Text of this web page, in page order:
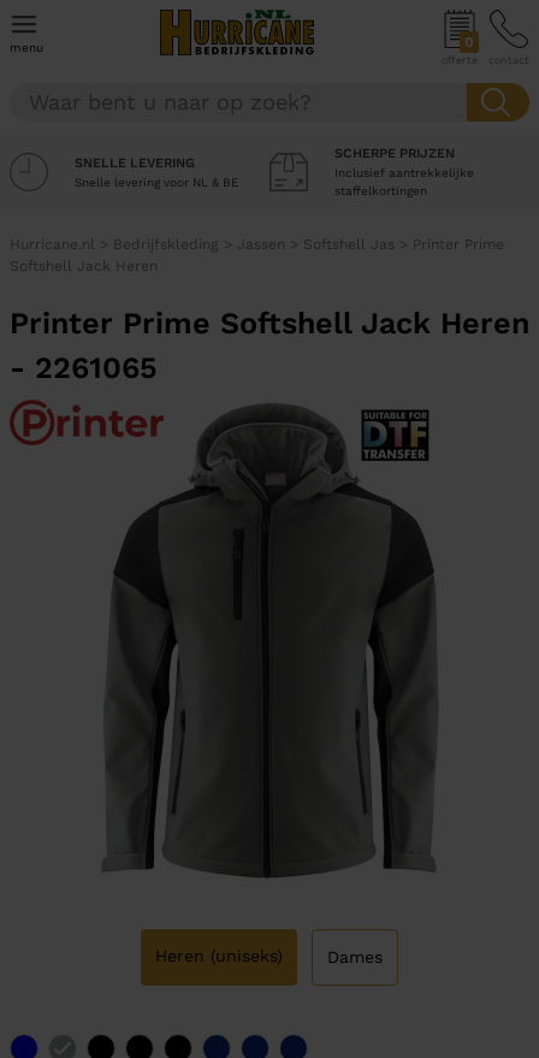
menu 0
offerte contact
SNELLE LEVERING
Snelle levering voor NL & BE
SCHERPE PRIJZEN
Inclusief aantrekkelijke
staffelkortingen
Hurricane.nl > Bedrijfskleding > Jassen > Softshell Jas > Printer Prime
Softshell Jack Heren
Printer Prime Softshell Jack Heren
- 2261065
Heren (uniseks) Dames